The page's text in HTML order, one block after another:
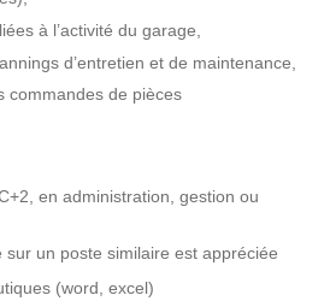
à l’activité du garage,
d’entretien et de maintenance,
commandes de pièces
en administration, gestion ou
un poste similaire est appréciée
(word, excel)